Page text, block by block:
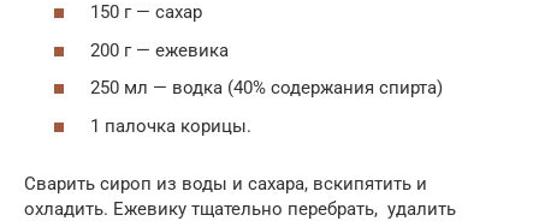
150 г — сахар
200 г — ежевика
250 мл — водка (40% содержания спирта)
1 палочка корицы.
Сварить сироп из воды и сахара, вскипятить и
охладить. Ежевику тщательно перебрать, удалить